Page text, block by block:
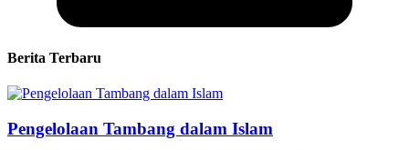
Berita Terbaru
Pengelolaan Tambang dalam Islam